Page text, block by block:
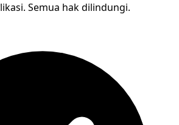
Semua hak dilindungi.